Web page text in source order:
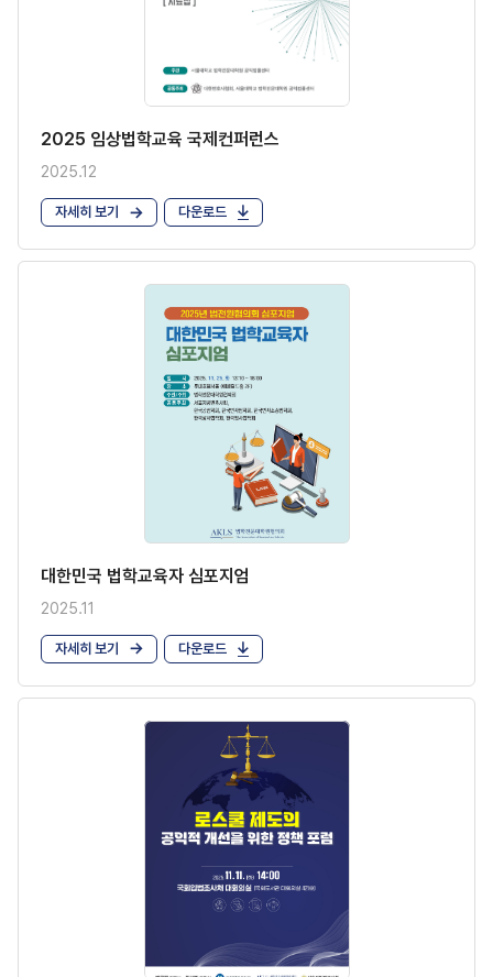
2025 임상법학교육 국제컨퍼런스
2025.12
자세히 보기 다운로드
대한민국 법학교육자 심포지엄
2025.11
자세히 보기 다운로드